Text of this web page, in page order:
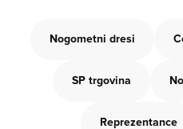
Nogometni dresi
SP trgovina
Reprezentance